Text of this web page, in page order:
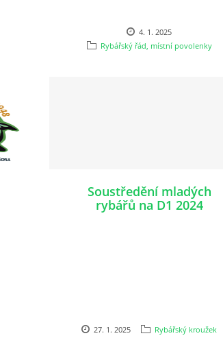
4. 1. 2025
Rybářský řád, místní povolenky
Soustředění mladých
rybářů na D1 2024
27. 1. 2025 Rybářský kroužek